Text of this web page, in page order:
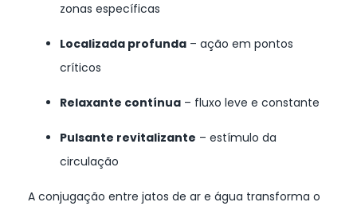
zonas específicas
Localizada profunda – ação em pontos
críticos
Relaxante contínua – fluxo leve e constante
Pulsante revitalizante – estímulo da
circulação
A conjugação entre jatos de ar e água transforma o